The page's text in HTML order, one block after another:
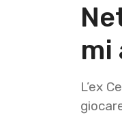
mi
L’ex